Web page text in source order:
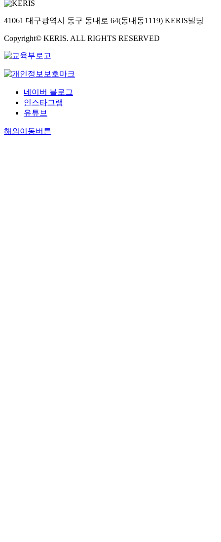
41061 대구광역시 동구 동내로 64(동내동1119) KERIS빌딩
Copyright© KERIS. ALL RIGHTS RESERVED
네이버 블로그
인스타그램
유튜브
해외이동버튼